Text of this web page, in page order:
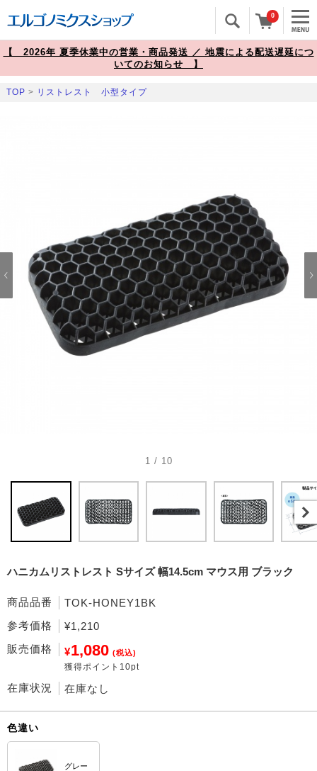
0
【 2026年 夏季休業中の営業・商品発送 ／ 地震による配送遅延につ
いてのお知らせ 】
TOP > リストレスト 小型タイプ
1 / 10
ハニカムリストレスト Sサイズ 幅14.5cm マウス用 ブラック
商品品番
TOK-HONEY1BK
参考価格
¥1,210
販売価格
¥1,080 (税込)
獲得ポイント10pt
在庫状況 在庫なし
色違い
グレー